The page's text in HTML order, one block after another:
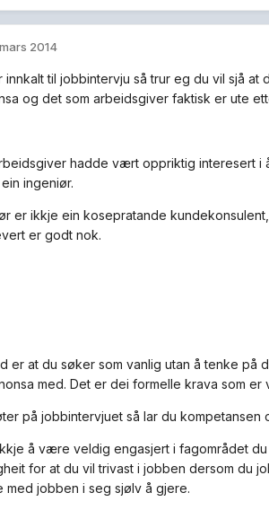
2014
innkalt til jobbintervju så trur eg du vil sjå
og det som arbeidsgiver faktisk er ute
hadde vært oppriktig interesert i
ingeniør.
er ikkje ein kosepratande
er godt nok.
er at du søker som vanlig utan å tenke
med. Det er dei formelle krava som er
på jobbintervjuet så lar du
å være veldig engasjert i fagområdet
for at du vil trivast i jobben dersom du
med jobben i seg sjølv å gjere.